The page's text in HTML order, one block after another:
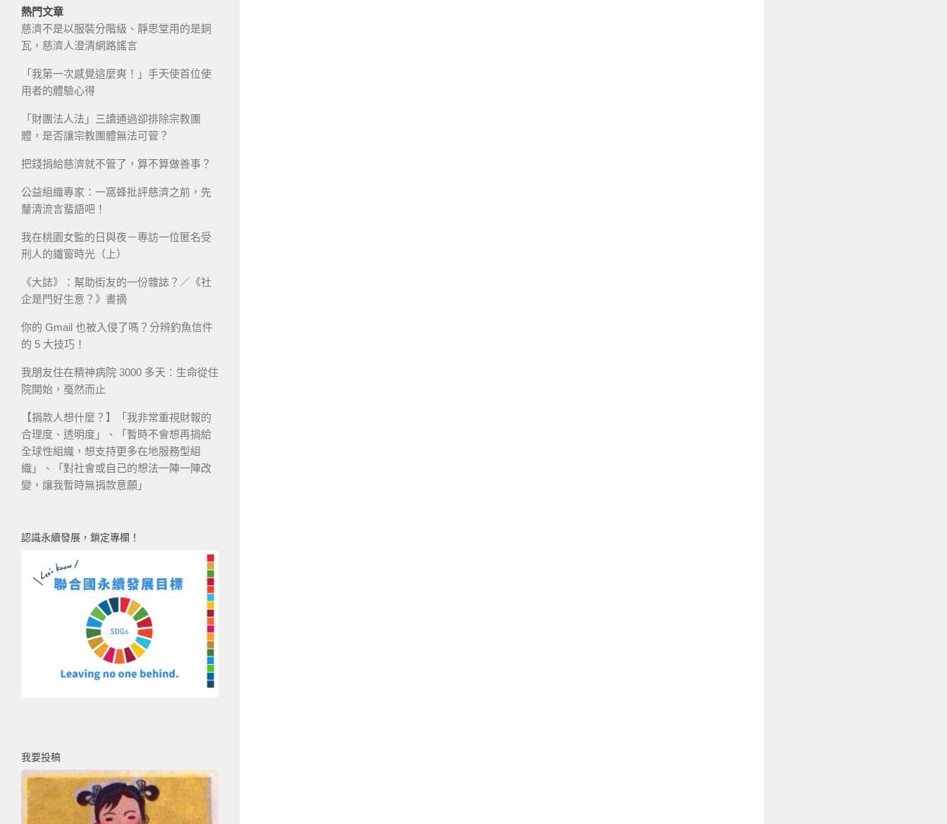
熱門文章
慈濟不是以服裝分階級、靜思堂用的是銅
瓦，慈濟人澄清網路謠言
「我第一次感覺這麼爽！」手天使首位使
用者的體驗心得
「財團法人法」三讀通過卻排除宗教團
體，是否讓宗教團體無法可管？
把錢捐給慈濟就不管了，算不算做善事？
公益組織專家：一窩蜂批評慈濟之前，先
釐清流言蜚語吧！
我在桃園女監的日與夜－專訪一位匿名受
刑人的鐵窗時光（上）
《大誌》：幫助街友的一份雜誌？／《社
企是門好生意？》書摘
你的 Gmail 也被入侵了嗎？分辨釣魚信件
的 5 大技巧！
我朋友住在精神病院 3000 多天：生命從住
院開始，戞然而止
【捐款人想什麼？】「我非常重視財報的
合理度、透明度」、「暫時不會想再捐給
全球性組織，想支持更多在地服務型組
織」、「對社會或自己的想法一陣一陣改
變，讓我暫時無捐款意願」
認識永續發展，鎖定專欄！
我要投稿